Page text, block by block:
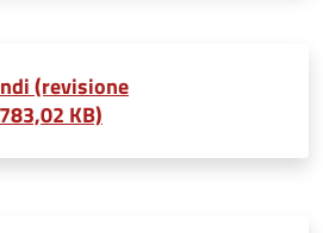
(revisione
KB)